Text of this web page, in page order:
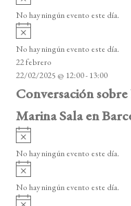
o
v
i
o
No hay ningún evento este día.
A
v
i
s
o
No hay ningún evento este día.
22 febrero
22/02/2025 @ 12:00- 13:00
Conversación
Marina Sala en
A
v
i
o
No hay ningún evento este día.
A
v
i
No hay ningún evento este día.
A